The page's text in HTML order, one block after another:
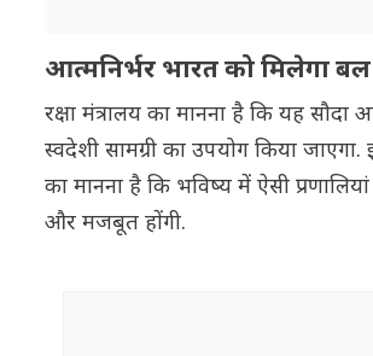
आत्मनिर्भर भारत को मिलेगा बल
रक्षा मंत्रालय का मानना है कि यह
स्वदेशी सामग्री का उपयोग किया
का मानना है कि भविष्य में ऐसी
और मजबूत होंगी.